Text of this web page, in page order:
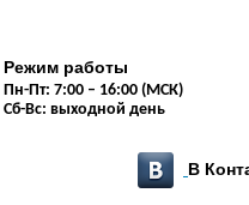
Режим работы
Пн-Пт: 7:00 – 16:00 (МСК)
Сб-Вс: выходной день
В